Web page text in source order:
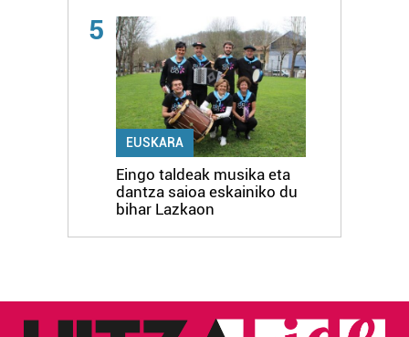
5
EUSKARA
Eingo taldeak musika eta
dantza saioa eskainiko du
bihar Lazkaon